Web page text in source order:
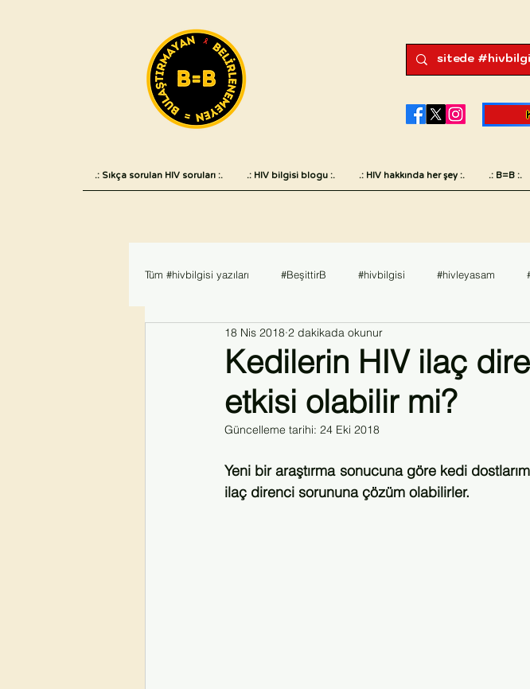
.: Sıkça sorulan HIV soruları :. .: HIV bilgisi blogu :. .: HIV hakkında her şey :. .: B=B :.
Tüm #hivbilgisi yazıları #BeşittirB #hivbilgisi #hivleyasam
#AIDS2018 #hivveask
#hivvekoronavirüs #coronavirus Kongre Klinik Plus Dergisi
HIVİstanbul2026
Kedilerin HIV ilaç
etkisi olabilir mi?
18 Nis 2018 2 dakikada okunur
Güncelleme tarihi: 24 Eki 2018
Yeni bir araştırma sonucuna göre kedi
ilaç direnci sorununa çözüm olabilirler.